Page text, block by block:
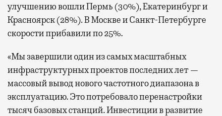
улучшению вошли Пермь (30%), Екатеринбург и
Красноярск (28%). В Москве и Санкт-Петербурге
скорости прибавили по 25%.
«Мы завершили один из самых масштабных
инфраструктурных проектов последних лет —
массовый вывод нового частотного диапазона в
эксплуатацию. Это потребовало перенастройки
тысяч базовых станций. Инвестиции в развитие